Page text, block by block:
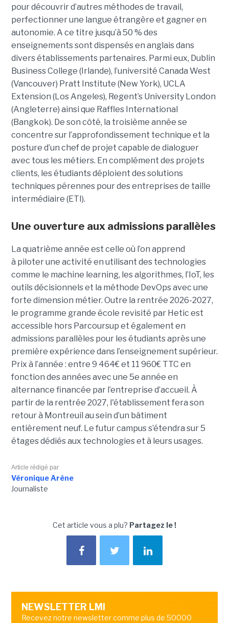
pour découvrir d’autres méthodes de travail,
perfectionner une langue étrangère et gagner en
autonomie. A ce titre jusqu’à 50 % des
enseignements sont dispensés en anglais dans
divers établissements partenaires. Parmi eux, Dublin
Business College (Irlande), l’université Canada West
(Vancouver) Pratt Institute (New York), UCLA
Extension (Los Angeles), Regent’s University London
(Angleterre) ainsi que Raffles International
(Bangkok). De son côté, la troisième année se
concentre sur l’approfondissement technique et la
posture d’un chef de projet capable de dialoguer
avec tous les métiers. En complément des projets
clients, les étudiants déploient des solutions
techniques pérennes pour des entreprises de taille
intermédiaire (ETI).
Une ouverture aux admissions parallèles
La quatrième année est celle où l’on apprend
à piloter une activité en utilisant des technologies
comme le machine learning, les algorithmes, l’IoT, les
outils décisionnels et la méthode DevOps avec une
forte dimension métier. Outre la rentrée 2026-2027,
le programme grande école revisité par Hetic est
accessible hors Parcoursup et également en
admissions parallèles pour les étudiants après une
première expérience dans l’enseignement supérieur.
Prix à l’année : entre 9 464€ et 11 960€ TTC en
fonction des années avec une 5e année en
alternance financée par l’entreprise d’accueil. À
partir de la rentrée 2027, l'établissement fera son
retour à Montreuil au sein d’un bâtiment
entièrement neuf. Le futur campus s’étendra sur 5
étages dédiés aux technologies et à leurs usages.
Article rédigé par
Véronique Arène
Journaliste
Cet article vous a plu? Partagez le !
NEWSLETTER LMI
Recevez notre newsletter comme plus de 50000